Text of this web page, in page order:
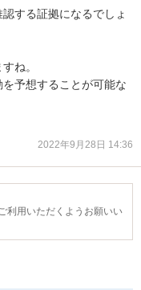
する証拠になるでしょ
ね。
予想することが可能な
2022年9月28日 14:36
利用いただくようお願いい